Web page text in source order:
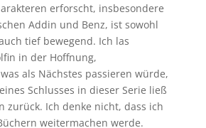
erforscht, insbesondere
Addin und Benz, ist sowohl
tief bewegend. Ich las
in der Hoffnung,
als Nächstes passieren würde,
Schlusses in dieser Serie ließ
zurück. Ich denke nicht, dass ich
weitermachen werde.